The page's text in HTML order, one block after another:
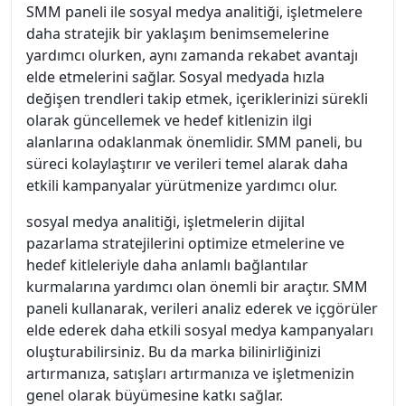
SMM paneli ile sosyal medya analitiği, işletmelere
daha stratejik bir yaklaşım benimsemelerine
yardımcı olurken, aynı zamanda rekabet avantajı
elde etmelerini sağlar. Sosyal medyada hızla
değişen trendleri takip etmek, içeriklerinizi sürekli
olarak güncellemek ve hedef kitlenizin ilgi
alanlarına odaklanmak önemlidir. SMM paneli, bu
süreci kolaylaştırır ve verileri temel alarak daha
etkili kampanyalar yürütmenize yardımcı olur.
sosyal medya analitiği, işletmelerin dijital
pazarlama stratejilerini optimize etmelerine ve
hedef kitleleriyle daha anlamlı bağlantılar
kurmalarına yardımcı olan önemli bir araçtır. SMM
paneli kullanarak, verileri analiz ederek ve içgörüler
elde ederek daha etkili sosyal medya kampanyaları
oluşturabilirsiniz. Bu da marka bilinirliğinizi
artırmanıza, satışları artırmanıza ve işletmenizin
genel olarak büyümesine katkı sağlar.